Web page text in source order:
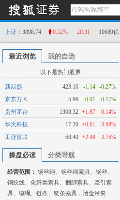
上证 ：3898.74 0.52% 20.31 10689亿
最近浏览 我的自选
以下是热门股票
新易盛 423.16 -1.14 -0.27%
京东方Ａ
5.96 -0.01
-0.17%
贵州茅台
1308.32 +1.87
0.14%
华天科技
17.20 +0.61
3.68%
工业富联
68.40 +2.48 3.76%
操盘必读 分类导航
经营范围： 钢丝绳、钢丝绳索具、钢丝、
钢绞线、化纤类索具、捆绑索具、牵引索
具、缆绳、链条、链条索具，冶金吊夹